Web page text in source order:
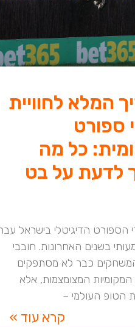
המלא לחוויית
ספורט
כל מה
לדעת על בט
הספורט הדיגיטלי בישראל
בשנים האחרונות. חובבי
כבר לא מסתפקים
המקומיות המצומצמות, אלא
הטופ העולמי –
קרא עוד »